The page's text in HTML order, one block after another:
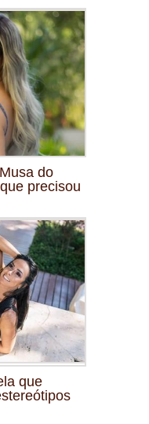
do
precisou
que